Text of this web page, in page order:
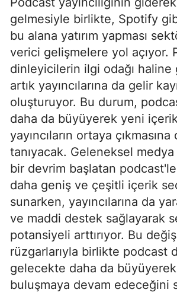
gelmesiyle birlikte, Spotify
bu alana yatırım yapması
verici gelişmelere yol açıyor.
dinleyicilerin ilgi odağı haline
artık yayıncılarına da gelir
oluşturuyor. Bu durum,
daha da büyüyerek yeni
yayıncıların ortaya çıkmasına
tanıyacak. Geleneksel medya
bir devrim başlatan
daha geniş ve çeşitli içerik
sunarken, yayıncılarına da
ve maddi destek sağlayarak
potansiyeli arttırıyor. Bu
rüzgarlarıyla birlikte podcast
gelecekte daha da
buluşmaya devam edeceğini